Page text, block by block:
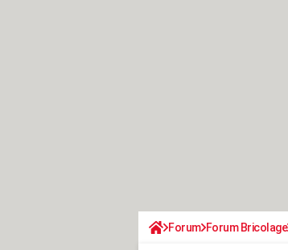
Forum Forum Bricolage